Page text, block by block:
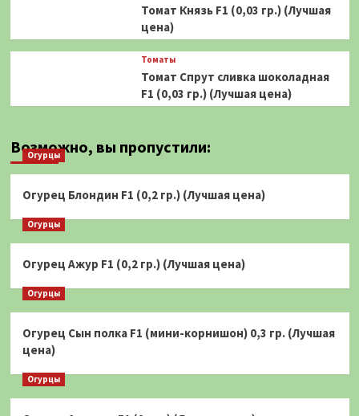
Томат Князь F1 (0,03 гр.) (Лучшая
цена)
Томаты
Томат Спрут сливка шоколадная
F1 (0,03 гр.) (Лучшая цена)
Возможно, вы пропустили:
Огурцы
Огурец Блондин F1 (0,2 гр.) (Лучшая цена)
Огурцы
Огурец Ажур F1 (0,2 гр.) (Лучшая цена)
Огурцы
Огурец Сын полка F1 (мини-корнишон) 0,3 гр. (Лучшая
цена)
Огурцы